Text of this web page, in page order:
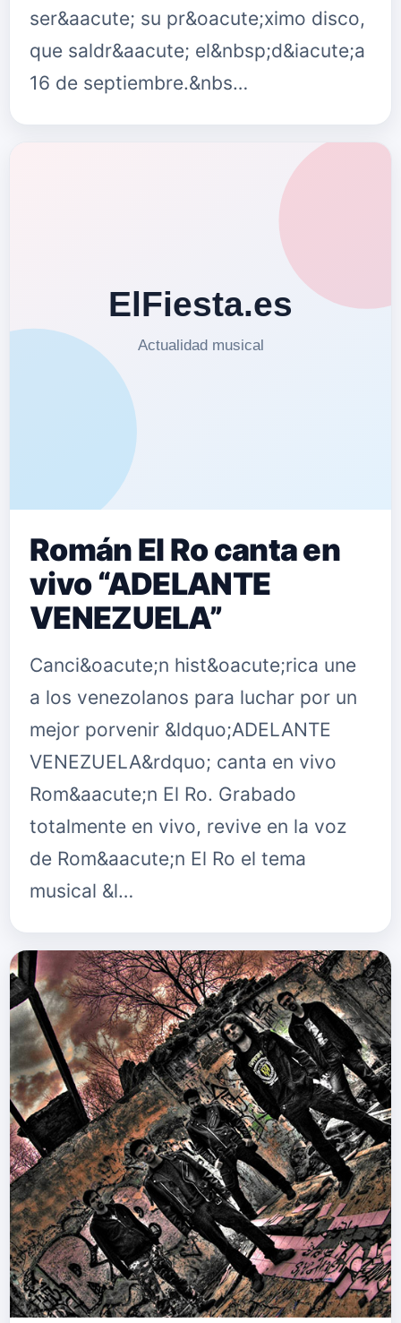
ser&aacute; su pr&oacute;ximo disco,
que saldr&aacute; el&nbsp;d&iacute;a
16 de septiembre.&nbs…
Román El Ro canta en
vivo “ADELANTE
VENEZUELA”
Canci&oacute;n hist&oacute;rica une
a los venezolanos para luchar por un
mejor porvenir &ldquo;ADELANTE
VENEZUELA&rdquo; canta en vivo
Rom&aacute;n El Ro. Grabado
totalmente en vivo, revive en la voz
de Rom&aacute;n El Ro el tema
musical &l…